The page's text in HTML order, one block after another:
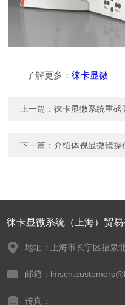
了解更多：徕卡显微
上一篇：徕卡显微系统重
下一篇：介绍体视显微镜操
徕卡显微系统（上海）贸易
地址：上海市长宁区福泉
邮箱：
传真：